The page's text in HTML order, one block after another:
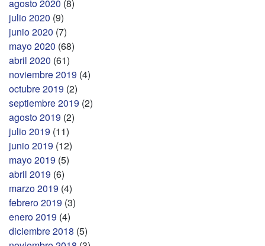
agosto 2020 (8)
julio 2020 (9)
junio 2020 (7)
mayo 2020 (68)
abril 2020 (61)
noviembre 2019 (4)
octubre 2019 (2)
septiembre 2019 (2)
agosto 2019 (2)
julio 2019 (11)
junio 2019 (12)
mayo 2019 (5)
abril 2019 (6)
marzo 2019 (4)
febrero 2019 (3)
enero 2019 (4)
diciembre 2018 (5)